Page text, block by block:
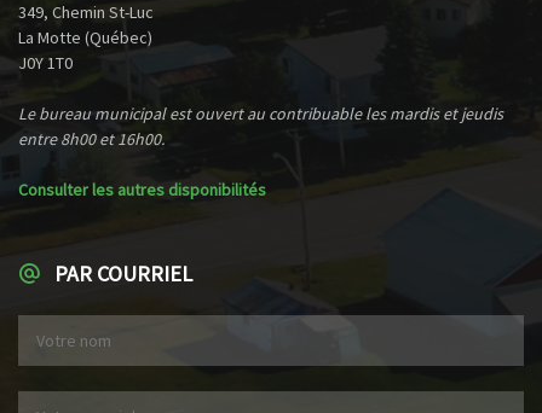
349, Chemin St-Luc
La Motte (Québec)
J0Y 1T0
Le bureau municipal est ouvert au contribuable les mardis et jeudis
entre 8h00 et 16h00.
Consulter les autres disponibilités
PAR COURRIEL